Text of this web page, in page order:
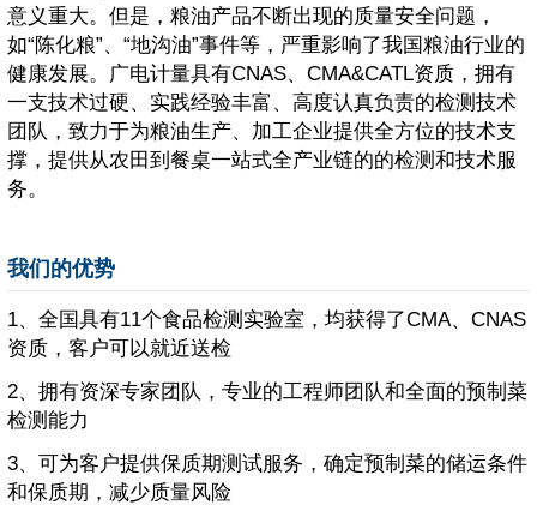
意义重大。但是，粮油产品不断出现的质量安全问题，
如“陈化粮”、“地沟油”事件等，严重影响了我国粮油行业的
健康发展。广电计量具有CNAS、CMA&CATL资质，拥有
一支技术过硬、实践经验丰富、高度认真负责的检测技术
团队，致力于为粮油生产、加工企业提供全方位的技术支
撑，提供从农田到餐桌一站式全产业链的的检测和技术服
务。
我们的优势
1、全国具有11个食品检测实验室，均获得了CMA、CNAS
资质，客户可以就近送检
2、拥有资深专家团队，专业的工程师团队和全面的预制菜
检测能力
3、可为客户提供保质期测试服务，确定预制菜的储运条件
和保质期，减少质量风险